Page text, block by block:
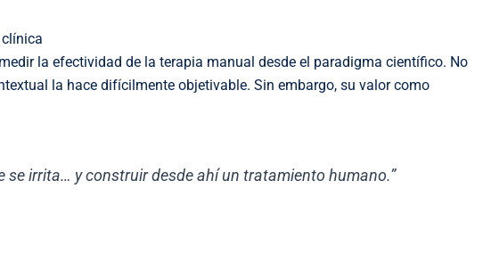
la efectividad de la terapia manual desde el paradigma científico. No
la hace difícilmente objetivable. Sin embargo, su valor como
se irrita… y construir desde ahí un tratamiento humano.”